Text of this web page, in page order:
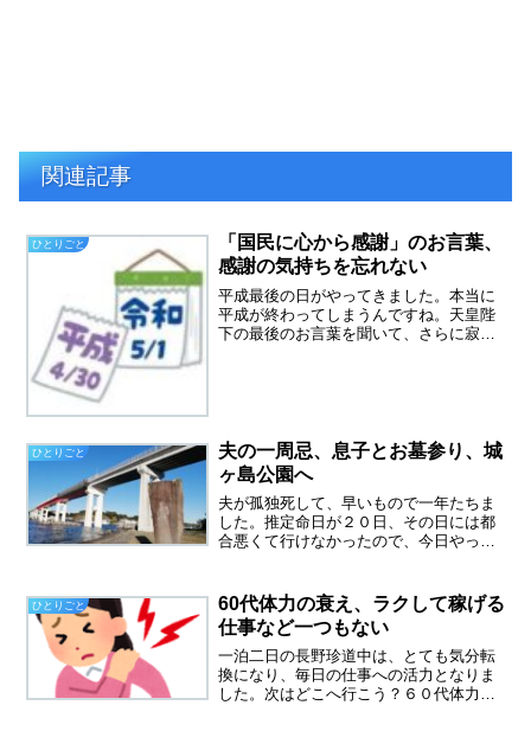
関連記事
ひとりごと
「国民に心から感謝」のお言葉、
感謝の気持ちを忘れない
平成最後の日がやってきました。本当に
平成が終わってしまうんですね。天皇陛
下の最後のお言葉を聞いて、さらに寂し
ひとりごと
夫の一周忌、息子とお墓参り、城
ヶ島公園へ
夫が孤独死して、早いもので一年たちま
した。推定命日が２０日、その日には都
合悪くて行けなかったので、今日やっと
子と二人で行ってきました。お墓参りに
行く前に、腹ごしらえ、息...
ひとりごと
60代体力の衰え、ラクして稼げる
仕事など一つもない
一泊二日の長野珍道中は、とても気分転
換になり、毎日の仕事への活力となりま
した。次はどこへ行こう？６０代体力の